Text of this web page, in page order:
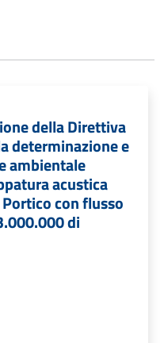
della Direttiva
determinazione e
ambientale
acustica
con flusso
di